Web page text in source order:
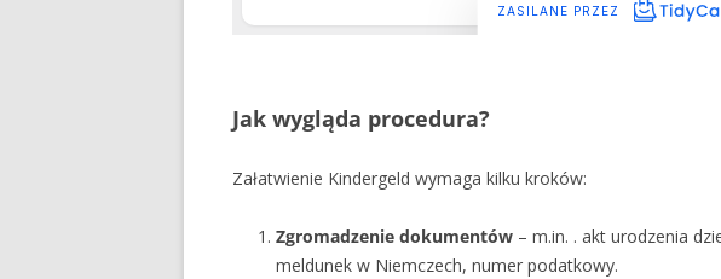
Jak wygląda procedura?
Załatwienie Kindergeld wymaga kilku kroków:
Zgromadzenie dokumentów – m.in. . akt urodzenia
meldunek w Niemczech, numer podatkowy.